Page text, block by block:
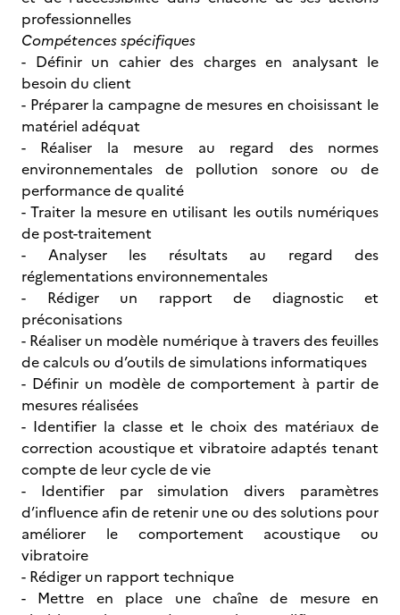
professionnelles
Compétences spécifiques
- Définir un cahier des charges en analysant le
besoin du client
- Préparer la campagne de mesures en choisissant le
matériel adéquat
- Réaliser la mesure au regard des normes
environnementales de pollution sonore ou de
performance de qualité
- Traiter la mesure en utilisant les outils numériques
de post-traitement
- Analyser les résultats au regard des
réglementations environnementales
- Rédiger un rapport de diagnostic et
préconisations
- Réaliser un modèle numérique à travers des feuilles
de calculs ou d’outils de simulations informatiques
- Définir un modèle de comportement à partir de
mesures réalisées
- Identifier la classe et le choix des matériaux de
correction acoustique et vibratoire adaptés tenant
compte de leur cycle de vie
- Identifier par simulation divers paramètres
d’influence afin de retenir une ou des solutions pour
améliorer le comportement acoustique ou
vibratoire
- Rédiger un rapport technique
- Mettre en place une chaîne de mesure en